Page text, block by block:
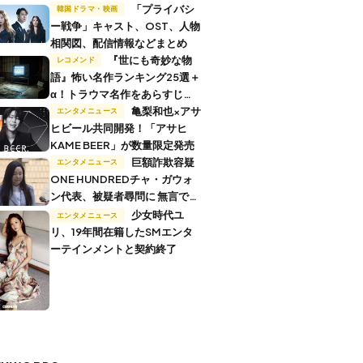
韓国ドラマ・映画
ー戦争」キャスト、OST、人物
相関図、配信情報などまとめ
レコメンド
語』怖い名作ランキング25選＋
α！トラウマ名作をあらすじ付
きで解説
エンタメニュース
ヒビール共同開発！「アサヒ
KAME BEER」が数量限定発売
エンタメニュース
ONE HUNDREDチャ・ガウォ
ン代表、被疑者尋問に 無言で退
廷エンタメニュース
リ、19年間在籍したSMエンタ
ーテインメントと契約終了